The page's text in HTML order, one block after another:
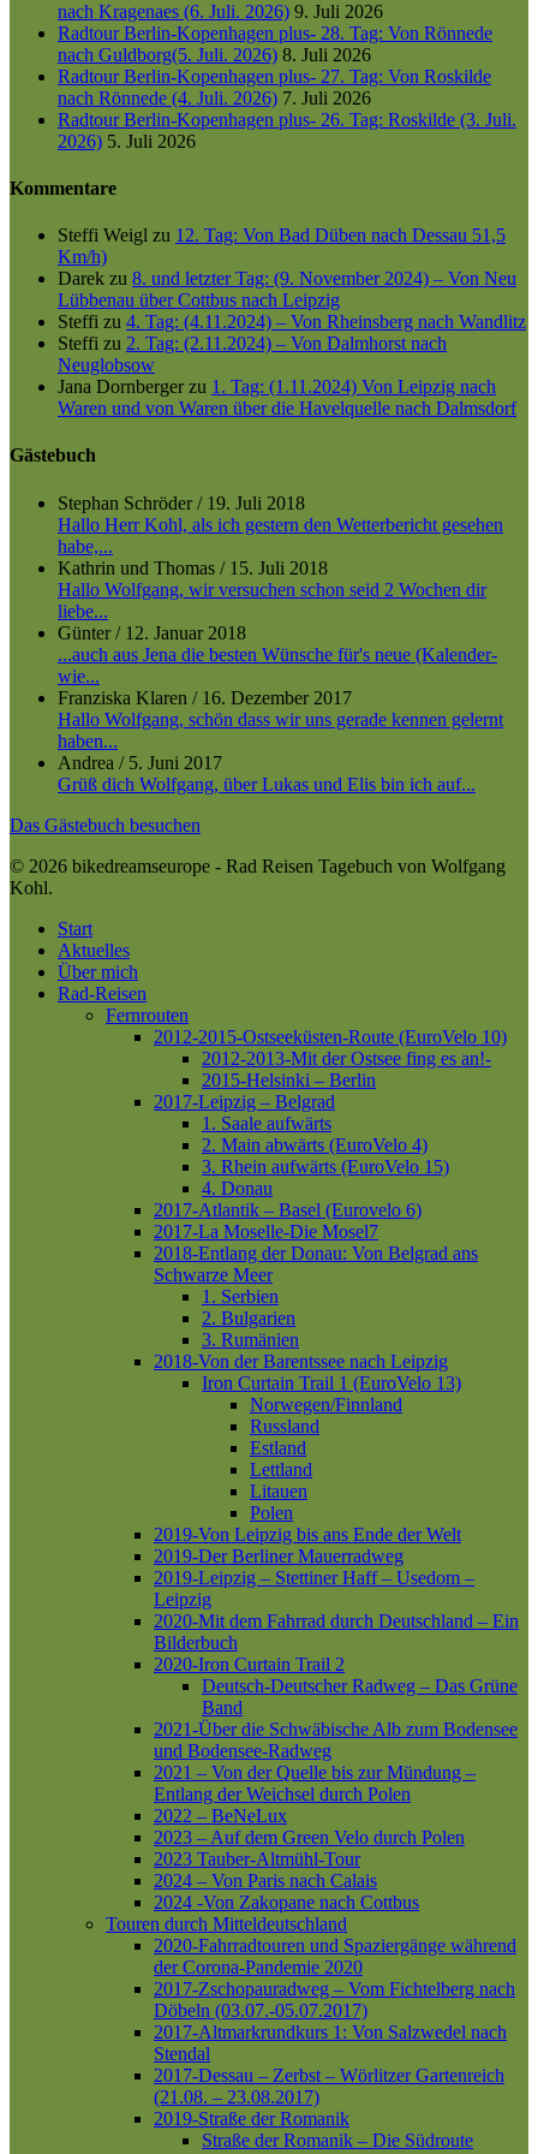
nach Kragenaes (6. Juli. 2026) 9. Juli 2026
Radtour Berlin-Kopenhagen plus- 28. Tag: Von Rönnede
nach Guldborg(5. Juli. 2026) 8. Juli 2026
Radtour Berlin-Kopenhagen plus- 27. Tag: Von Roskilde
nach Rönnede (4. Juli. 2026) 7. Juli 2026
Radtour Berlin-Kopenhagen plus- 26. Tag: Roskilde (3. Juli.
2026) 5. Juli 2026
Kommentare
Steffi Weigl zu 12. Tag: Von Bad Düben nach Dessau 51,5
Km/h)
Darek zu 8. und letzter Tag: (9. November 2024) – Von Neu
Lübbenau über Cottbus nach Leipzig
Steffi zu 4. Tag: (4.11.2024) – Von Rheinsberg nach Wandlitz
Steffi zu 2. Tag: (2.11.2024) – Von Dalmhorst nach
Neuglobsow
Jana Dornbergerzu 1. Tag: (1.11.2024) Von Leipzig nach
Waren und von Waren über die Havelquelle nach Dalmsdorf
Gästebuch
Stephan Schröder/ 19. Juli 2018
Hallo Herr Kohl, als ich gestern den Wetterbericht gesehen
habe,...
Kathrin und Thomas / 15. Juli 2018
Hallo Wolfgang, wir versuchen schon seid 2 Wochen dir
liebe...
Günter/ 12. Januar 2018
...auch aus Jena die besten Wünsche für's neue (Kalender-
wie...
Franziska Klaren / 16. Dezember 2017
Hallo Wolfgang, schön dass wir uns gerade kennen gelernt
haben...
Andrea / 5. Juni 2017
Grüß dich Wolfgang, über Lukas und Elis bin ich auf...
Das Gästebuch besuchen
© 2026 bikedreamseurope - Rad Reisen Tagebuch von Wolfgang
Kohl.
Close
Menu
Start
Aktuelles
Über mich
Rad-Reisen
Fernrouten
2012-2015-Ostseeküsten-Route (EuroVelo 10)
2012-2013-Mit der Ostsee fing es an!-
2015-Helsinki – Berlin
2017-Leipzig – Belgrad
1. Saale aufwärts
2. Main abwärts (EuroVelo 4)
3. Rhein aufwärts (EuroVelo 15)
4. Donau
2017-Atlantik – Basel (Eurovelo 6)
2017-La Moselle-Die Mosel7
2018-Entlang der Donau: Von Belgrad ans
Schwarze Meer
1. Serbien
2. Bulgarien
3. Rumänien
2018-Von der Barentssee nach Leipzig
Iron Curtain Trail 1 (EuroVelo 13)
Norwegen/Finnland
Russland
Estland
Lettland
Litauen
Polen
2019-Von Leipzig bis ans Ende der Welt
2019-Der Berliner Mauerradweg
2019-Leipzig – Stettiner Haff – Usedom –
Leipzig
2020-Mit dem Fahrrad durch Deutschland – Ein
Bilderbuch
2020-Iron Curtain Trail 2
Deutsch-Deutscher Radweg – Das Grüne
Band
2021-Über die Schwäbische Alb zum Bodensee
und Bodensee-Radweg
2021 – Von der Quelle bis zur Mündung –
Entlang der Weichsel durch Polen
2022 – BeNeLux
2023 – Auf dem Green Velo durch Polen
2023 Tauber-Altmühl-Tour
2024 – Von Paris nach Calais
2024 -Von Zakopane nach Cottbus
Touren durch Mitteldeutschland
2020-Fahrradtouren und Spaziergänge während
der Corona-Pandemie 2020
2017-Zschopauradweg – Vom Fichtelberg nach
Döbeln (03.07.-05.07.2017)
2017-Altmarkrundkurs 1: Von Salzwedel nach
Stendal
2017-Dessau – Zerbst – Wörlitzer Gartenreich
(21.08. – 23.08.2017)
2019-Straße der Romanik
Straße der Romanik – Die Südroute